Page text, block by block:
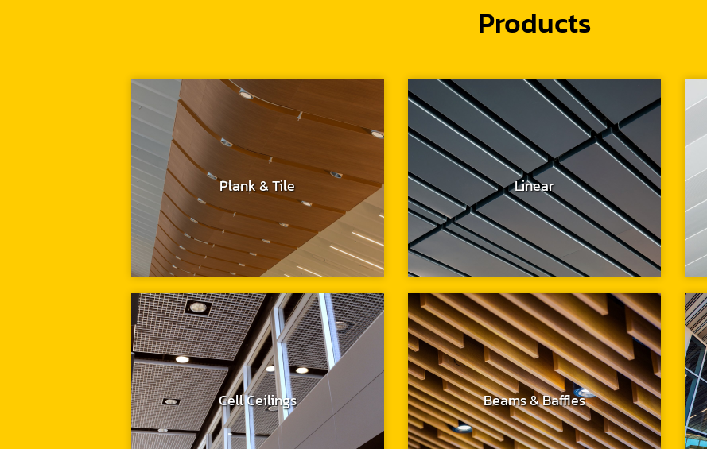
Products
Plank & Tile Linear
Cell Ceilings Beams & Baffles